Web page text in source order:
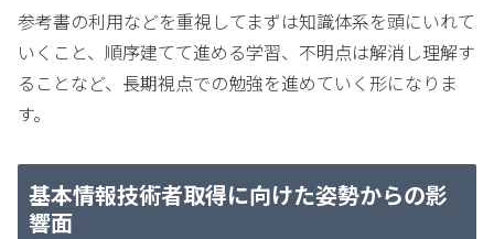
参考書の利用などを重視してまずは知識体系を頭にいれて
いくこと、順序建てて進める学習、不明点は解消し理解す
ることなど、長期視点での勉強を進めていく形になりま
す。
基本情報技術者取得に向けた姿勢からの影
響面